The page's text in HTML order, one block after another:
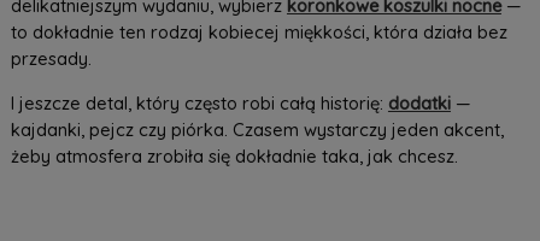
delikatniejszym wydaniu, wybierz koronkowe koszulki nocne—
to dokładnie ten rodzaj kobiecej miękkości, która działa bez
przesady.
I jeszcze detal, który często robi całą historię: dodatki—
kajdanki, pejcz czy piórka. Czasem wystarczy jeden akcent,
żeby atmosfera zrobiła się dokładnie taka, jak chcesz.